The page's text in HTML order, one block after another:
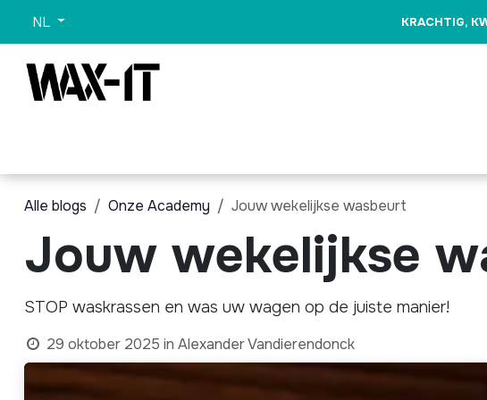
NL KRACHTIG,
Alle blogs Onze Academy Jouw wekelijkse wasbeurt
Jouw wekelijkse
STOP waskrassen en was uw wagen op de juiste manier!
29 oktober 2025 in Alexander Vandierendonck